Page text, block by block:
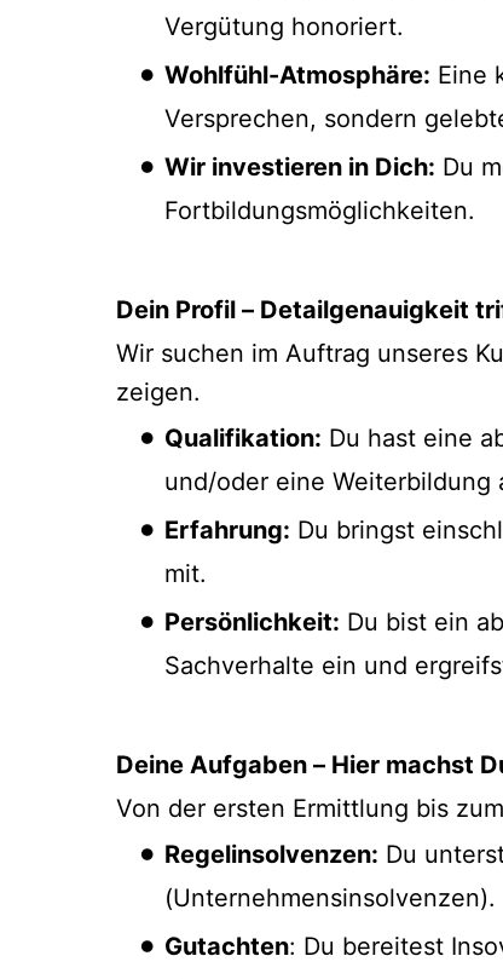
Vergütung honoriert.
Wohlfühl-Atmosphäre: Eine
Versprechen, sondern
Wir investieren in Dich: Du
Fortbildungsmöglichkeiten.
Dein Profil – Detailgenauigkeit
Wir suchen im Auftrag unseres
zeigen.
Qualifikation: Du hast eine
und/oder eine
Erfahrung: Du bringst
mit.
Persönlichkeit: Du bist ein
Sachverhalte ein und
Deine Aufgaben – Hier machst
Von der ersten Ermittlung bis
Regelinsolvenzen: Du
(Unternehmensinsolvenzen).
Gutachten: Du bereitest